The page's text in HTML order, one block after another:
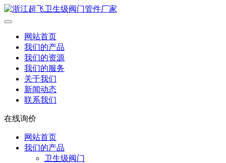
网站首页
我们的产品
我们的资源
我们的服务
关于我们
新闻动态
联系我们
在线询价
网站首页
我们的产品
卫生级阀门